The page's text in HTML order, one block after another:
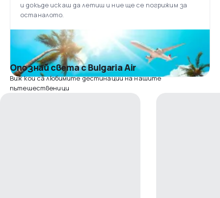
и докъде искаш да летиш и ние ще се погрижим за
останалото.
Опознай света с Bulgaria Air
Виж кои са любимите дестинации на нашите
пътешественици